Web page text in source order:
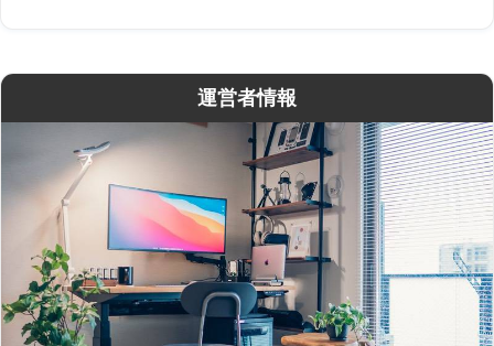
運営者情報